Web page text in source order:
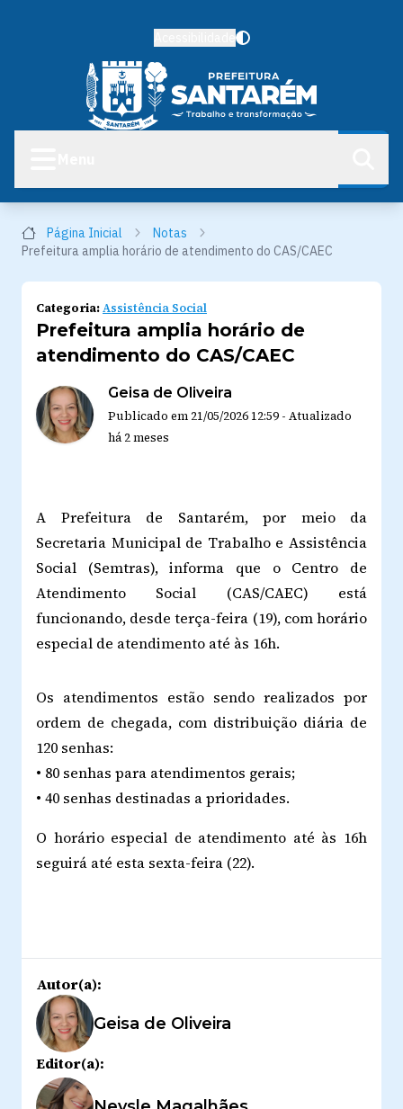
Página Inicial
Notas
Prefeitura amplia horário de atendimento do CAS/CAEC
Categoria:Assistência Social
Prefeitura amplia horário de
atendimento do CAS/CAEC
Geisa de Oliveira
Publicado em 21/05/2026 12:59 - Atualizado
há 2 meses
A Prefeitura de Santarém, por meio da
Secretaria Municipal de Trabalho e Assistência
Social (Semtras), informa que o Centro de
Atendimento Social (CAS/CAEC) está
funcionando, desde terça-feira (19), com horário
especial de atendimento até às 16h.
Os atendimentos estão sendo realizados por
ordem de chegada, com distribuição diária de
120 senhas:
• 80 senhas para atendimentos gerais;
• 40 senhas destinadas a prioridades.
O horário especial de atendimento até às 16h
seguirá até esta sexta-feira (22).
Autor(a):
Geisa de Oliveira
Editor(a):